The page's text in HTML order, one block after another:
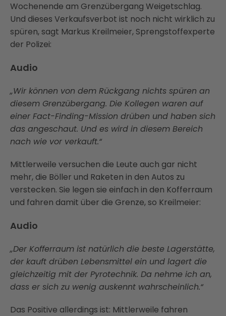
Wochenende am Grenzübergang Weigetschlag.
Und dieses Verkaufsverbot ist noch nicht wirklich zu
spüren, sagt Markus Kreilmeier, Sprengstoffexperte
der Polizei:
Audio
„Wir können von dem Rückgang nichts spüren an
diesem Grenzübergang. Die Kollegen waren auf
einer Fact-Finding-Mission drüben und haben sich
das angeschaut. Und es wird in diesem Bereich
nach wie vor verkauft.“
Mittlerweile versuchen die Leute auch gar nicht
mehr, die Böller und Raketen in den Autos zu
verstecken. Sie legen sie einfach in den Kofferraum
und fahren damit über die Grenze, so Kreilmeier:
Audio
„Der Kofferraum ist natürlich die beste Lagerstätte,
der kauft drüben Lebensmittel ein und lagert die
gleichzeitig mit der Pyrotechnik. Da nehme ich an,
dass er sich zu wenig auskennt wahrscheinlich.“
Das Positive allerdings ist: Mittlerweile fahren